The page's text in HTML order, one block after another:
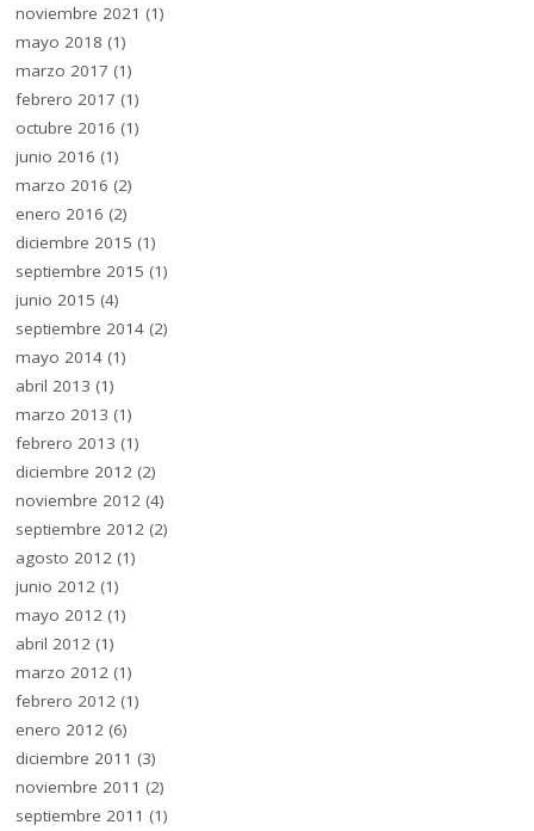
noviembre 2021 (1)
mayo 2018 (1)
marzo 2017 (1)
febrero 2017 (1)
octubre 2016 (1)
junio 2016 (1)
marzo 2016 (2)
enero 2016 (2)
diciembre 2015 (1)
septiembre 2015 (1)
junio 2015 (4)
septiembre 2014 (2)
mayo 2014 (1)
abril 2013 (1)
marzo 2013 (1)
febrero 2013 (1)
diciembre 2012 (2)
noviembre 2012 (4)
septiembre 2012 (2)
agosto 2012 (1)
junio 2012 (1)
mayo 2012 (1)
abril 2012 (1)
marzo 2012 (1)
febrero 2012 (1)
enero 2012 (6)
diciembre 2011 (3)
noviembre 2011 (2)
septiembre 2011 (1)